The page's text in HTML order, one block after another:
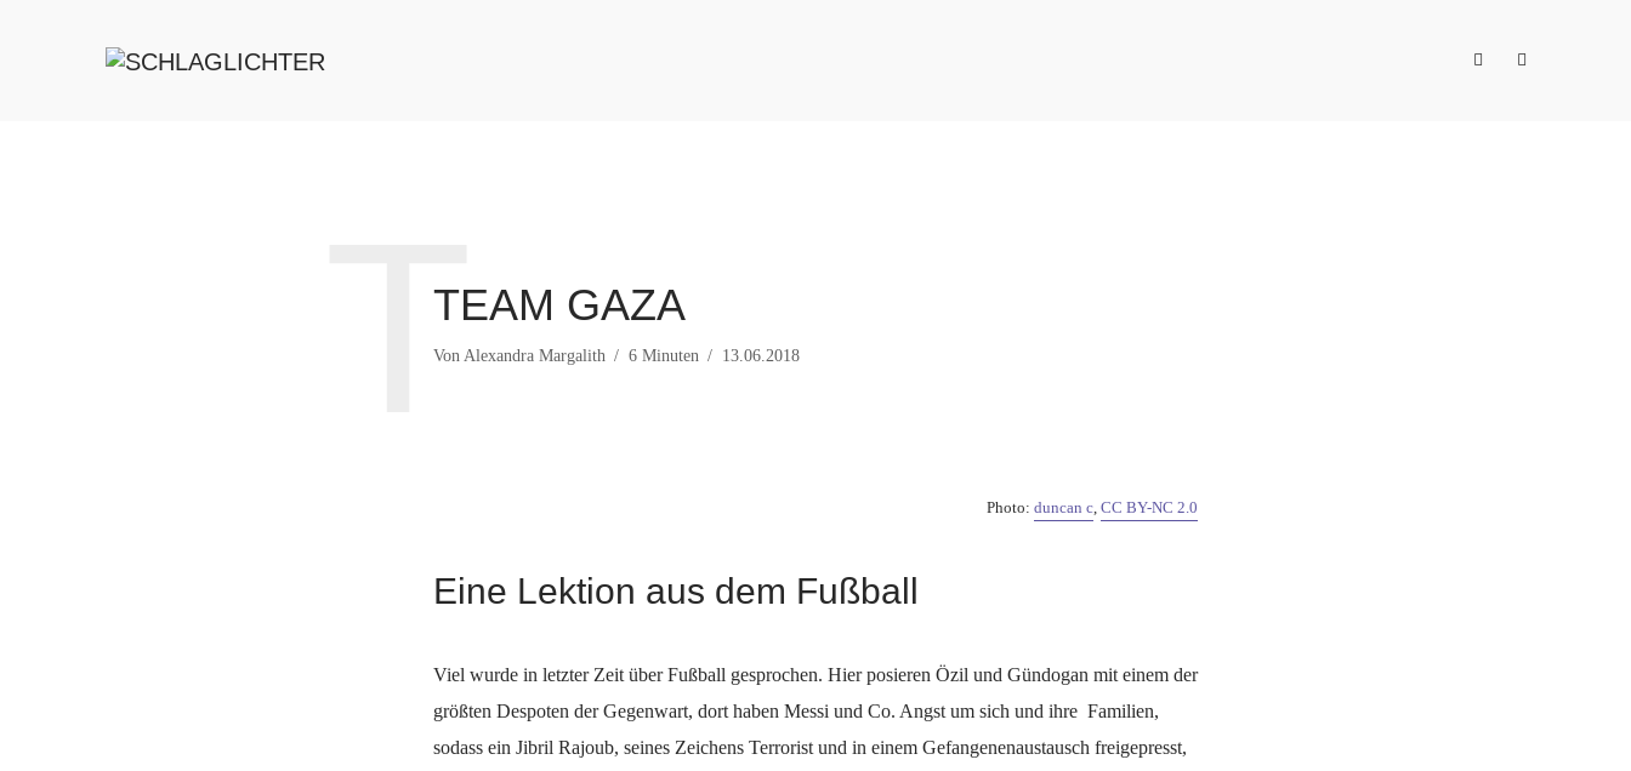
TEAM GAZA
Von Alexandra Margalith 6 Minuten 13.06.2018
T
Photo: duncan c, CC BY-NC 2.0
Eine Lektion aus dem Fußball
Viel wurde in letzter Zeit über Fußball gesprochen. Hier posieren Özil und Gündogan mit einem der
größten Despoten der Gegenwart, dort haben Messi und Co. Angst um sich und ihre Familien,
sodass ein Jibril Rajoub, seines Zeichens Terrorist und in einem Gefangenenaustausch freigepresst,